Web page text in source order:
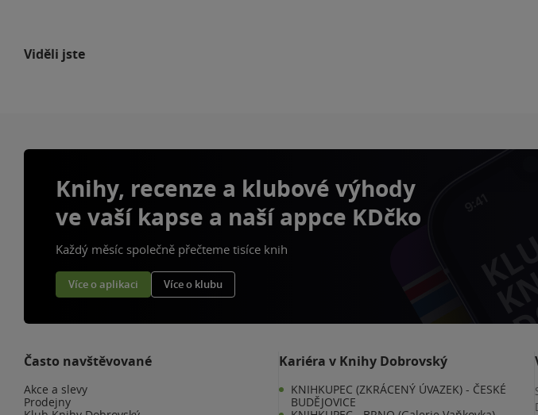
Viděli jste
Knihy, recenze a klubové výhody
ve vaší kapse a naší appce KDčko
Každý měsíc společně přečteme tisíce knih
Více o aplikaci Více o klubu
Často navštěvované
Akce a slevy
Prodejny
Kariéra v Knihy Dobrovský
KNIHKUPEC (ZKRÁCENÝ ÚVAZEK) - ČESKÉ
BUDĚJOVICE